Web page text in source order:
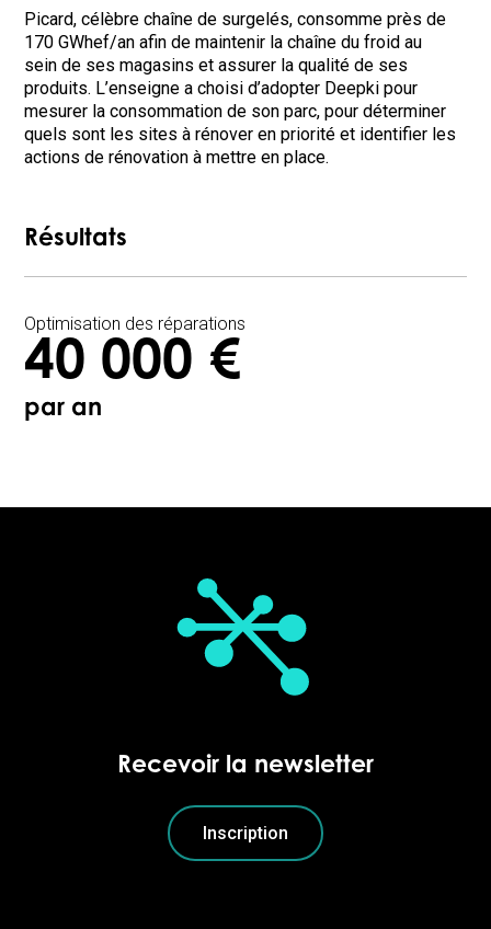
Picard, célèbre chaîne de surgelés, consomme près de
170 GWhef/an afin de maintenir la chaîne du froid au
sein de ses magasins et assurer la qualité de ses
produits. L’enseigne a choisi d’adopter Deepki pour
mesurer la consommation de son parc, pour déterminer
quels sont les sites à rénover en priorité et identifier les
actions de rénovation à mettre en place.
Résultats
Optimisation des réparations
40 000 €
par an
Recevoir la newsletter
Inscription